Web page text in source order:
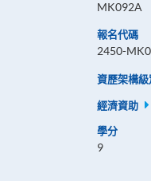
MK092A
報名代碼
2450-
資歷架構級
經濟資助
學分
9